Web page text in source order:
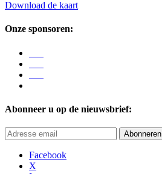
Download de kaart
Onze sponsoren:
Abonneer u op de nieuwsbrief:
Abonneren
Facebook
X